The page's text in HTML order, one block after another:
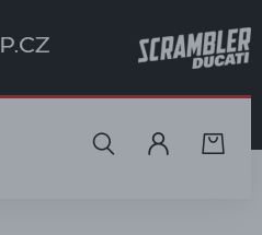
HLEDAT